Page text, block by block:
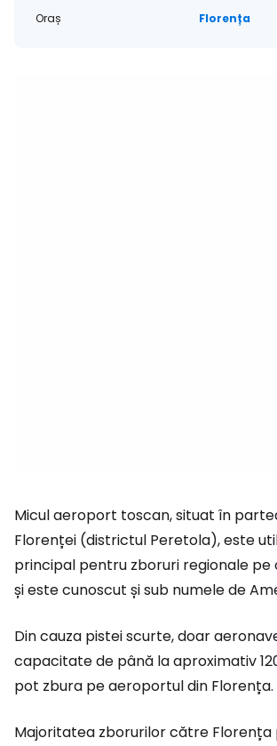
Oraș
Florența
Micul aeroport toscan, situat în
Florenței (districtul Peretola), este
principal pentru zboruri regionale pe
și este cunoscut și sub numele de
Din cauza pistei scurte, doar
capacitate de până la aproximativ
pot zbura pe aeroportul din Florența.
Majoritatea zborurilor către Florența